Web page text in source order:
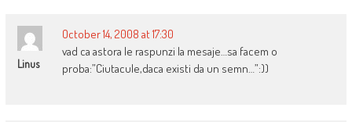
Linus
October 14, 2008 at 17:30
vad ca astora le raspunzi la mesaje…sa facem o
proba:”Ciutacule,daca existi da un semn…”:))